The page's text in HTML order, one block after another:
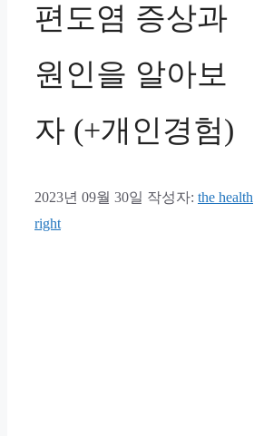
편도염 증상과
원인을 알아보
자 (+개인경험)
2023년 09월 30일 작성자: the health
right